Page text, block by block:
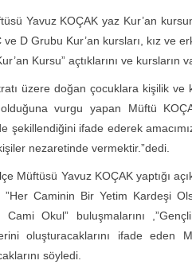
Yavuz KOÇAK yaz Kur’an
ve D Grubu Kur’an kursları, kız ve
Kursu” açtıklarını ve
üzere doğan çocuklara kişilik
vurgu yapan Müftü
şekillendiğini ifade ederek
nezaretinde vermektir.”dedi.
Müftüsü Yavuz KOÇAK yaptığı
”Her Caminin Bir Yetim Kardeşi
Cami Okul” buluşmalarını
oluşturacaklarını ifade
söyledi.